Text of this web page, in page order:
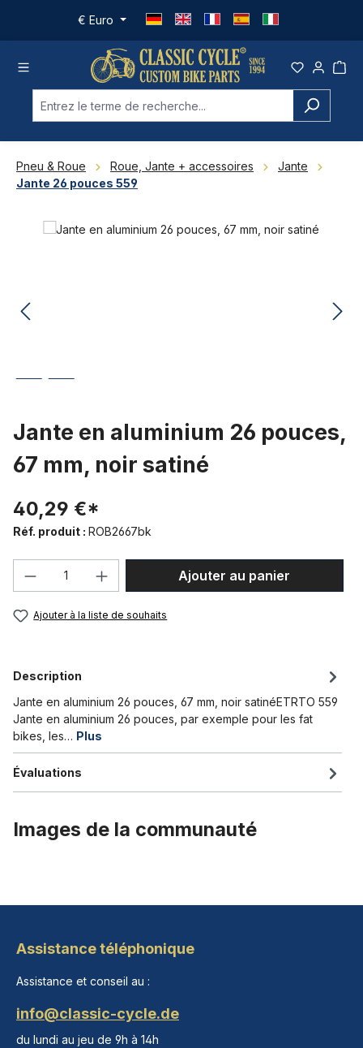
Passer au contenu principal
€ Euro
Pneu & Roue Roue, Jante + accessoires
Jante
Jante 26 pouces 559
Ignorer la galerie d'images
Jante en aluminium 26 pouces,
67 mm, noir satiné
40,29 €*
Réf. produit : ROB2667bk
Quantité de produit : Entrez la
Ajouter au panier
Ajouter à la liste de souhaits
Description
Jante en aluminium 26 pouces, 67 mm, noir satinéETRTO 559
Jante en aluminium 26 pouces, par exemple pour les fat
bikes, les… Plus
Évaluations
Images de la communauté
Assistance téléphonique
Assistance et conseil au :
info@classic-cycle.de
du lundi au jeu de 9h à 14h